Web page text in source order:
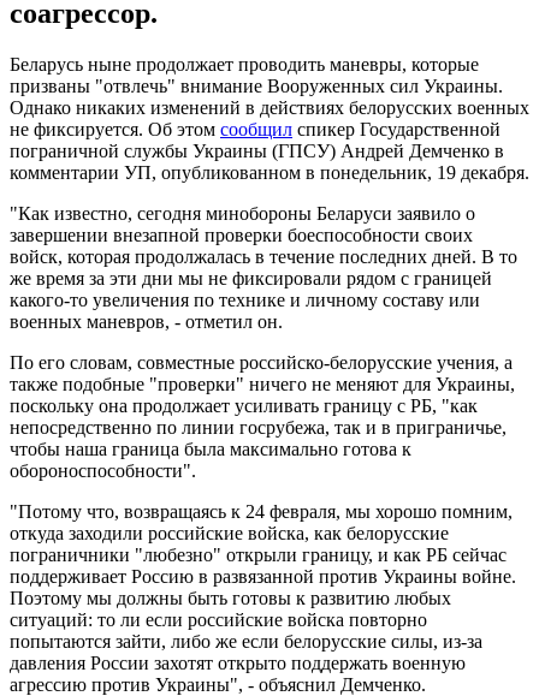
соагрессор.
Беларусь ныне продолжает проводить маневры, которые
призваны "отвлечь" внимание Вооруженных сил Украины.
Однако никаких изменений в действиях белорусских военных
не фиксируется. Об этом сообщил спикер Государственной
пограничной службы Украины (ГПСУ) Андрей Демченко в
комментарии УП, опубликованном в понедельник, 19 декабря.
"Как известно, сегодня минобороны Беларуси заявило о
завершении внезапной проверки боеспособности своих
войск, которая продолжалась в течение последних дней. В то
же время за эти дни мы не фиксировали рядом с границей
какого-то увеличения по технике и личному составу или
военных маневров, - отметил он.
По его словам, совместные российско-белорусские учения, а
также подобные "проверки" ничего не меняют для Украины,
поскольку она продолжает усиливать границу с РБ, "как
непосредственно по линии госрубежа, так и в приграничье,
чтобы наша граница была максимально готова к
обороноспособности".
"Потому что, возвращаясь к 24 февраля, мы хорошо помним,
откуда заходили российские войска, как белорусские
пограничники "любезно" открыли границу, и как РБ сейчас
поддерживает Россию в развязанной против Украины войне.
Поэтому мы должны быть готовы к развитию любых
ситуаций: то ли если российские войска повторно
попытаются зайти, либо же если белорусские силы, из-за
давления России захотят открыто поддержать военную
агрессию против Украины", - объяснил Демченко.